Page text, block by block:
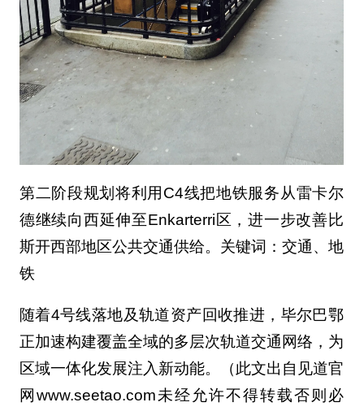
第二阶段规划将利用C4线把地铁服务从雷卡尔
德继续向西延伸至Enkarterri区，进一步改善比
斯开西部地区公共交通供给。关键词：交通、地
铁
随着4号线落地及轨道资产回收推进，毕尔巴鄂
正加速构建覆盖全域的多层次轨道交通网络，为
区域一体化发展注入新动能。（此文出自见道官
网www.seetao.com未经允许不得转载否则必